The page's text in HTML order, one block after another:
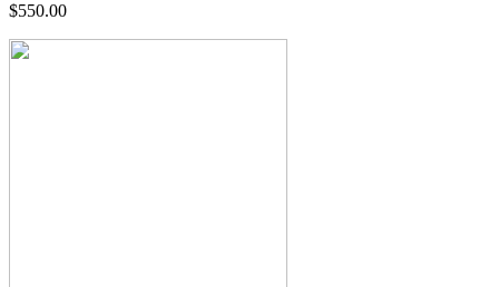
$550.00